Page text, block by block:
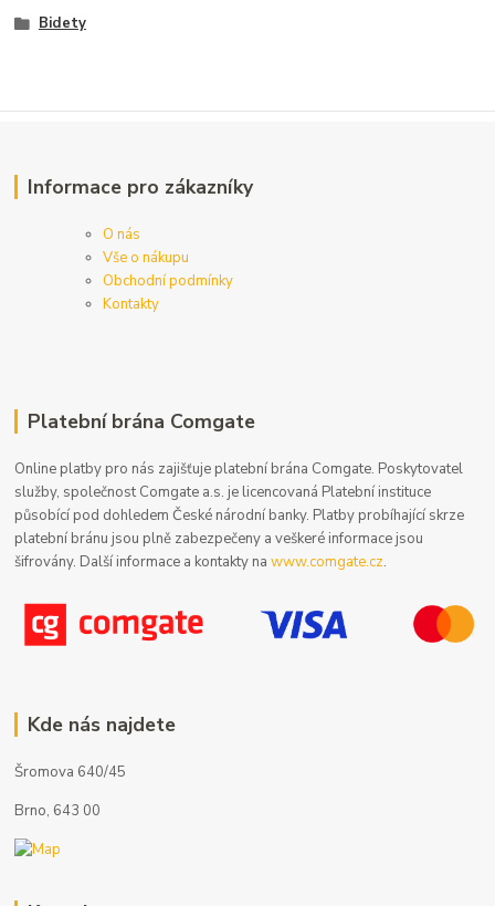
Bidety
Informace pro zákazníky
O nás
Vše o nákupu
Obchodní podmínky
Kontakty
Platební brána Comgate
Online platby pro nás zajišťuje platební brána Comgate. Poskytovatel
služby, společnost Comgate a.s. je licencovaná Platební instituce
působící pod dohledem České národní banky. Platby probíhající skrze
platební bránu jsou plně zabezpečeny a veškeré informace jsou
šifrovány. Další informace a kontakty nawww.comgate.cz.
Kde nás najdete
Šromova 640/45
Brno, 643 00